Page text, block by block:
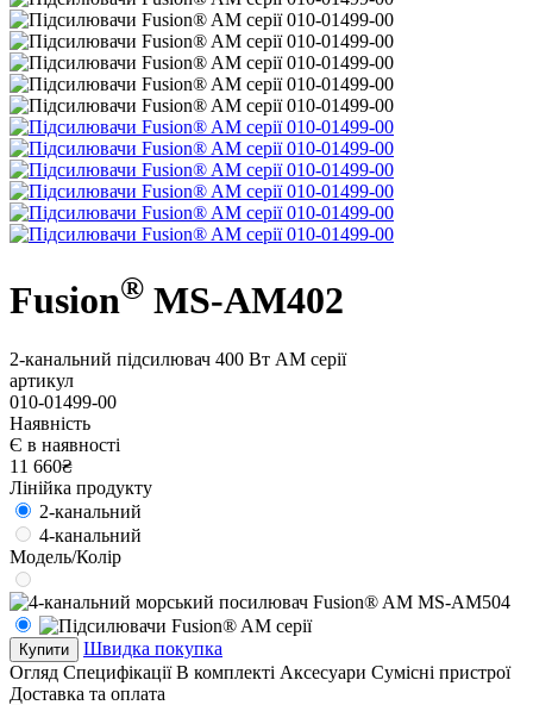
Fusion® MS-AM402
2-канальний підсилювач 400 Вт AM серії
артикул
010-01499-00
Наявність
Є в наявності
11 660₴
Лінійка продукту
2-канальний
4-канальний
Модель/Колір
Купити
Швидка покупка
Огляд Специфікації В комплекті Аксесуари Сумісні пристрої
Доставка та оплата